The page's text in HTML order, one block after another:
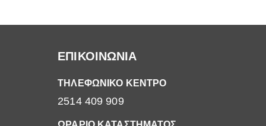
ΕΠΙΚΟΙΝΩΝΙΑ
ΤΗΛΕΦΩΝΙΚΟ ΚΕΝΤΡΟ
2514 409 909